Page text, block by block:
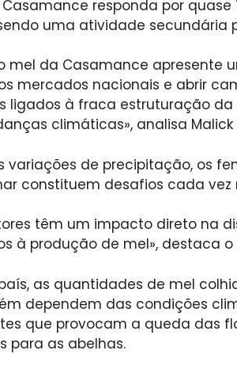
responda por
uma atividade secundária
mel da Casamance apresente
mercados nacionais e abrir
ligados à fraca estruturação
climáticas», analisa
variações de precipitação, os
constituem desafios cada
têm um impacto direto na
à produção de mel», destaca
as quantidades de mel
dependem das condições
que provocam a queda das
para as abelhas.